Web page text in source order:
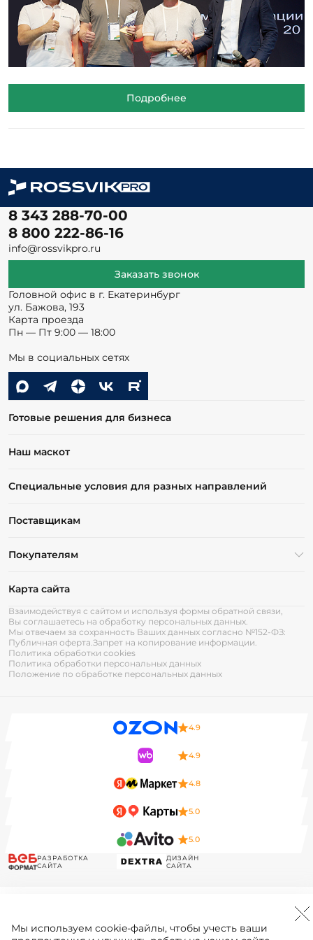
Подробнее
8 343 288-70-00
8 800 222-86-16
info@rossvikpro.ru
Заказать звонок
Головной офис в г. Екатеринбург
ул. Бажова, 193
Карта проезда
Пн — Пт 9:00 — 18:00
Мы в социальных сетях
Готовые решения для бизнеса
Наш маскот
Специальные условия для разных направлений
Поставщикам
Покупателям
Карта сайта
Взаимодействуя с сайтом и используя формы обратной связи,
Вы соглашаетесь на обработку персональных данных.
Мы отвечаем за сохранность Ваших данных согласно №152-ФЗ:
Публичная оферта.Запрет на копирование информации.
Политика обработки cookies
Политика обработки персональных данных
Положение по обработке персональных данных
4.9
4.9
4.8
5.0
5.0
РАЗРАБОТКА
САЙТА
ДИЗАЙН
САЙТА
Мы используем cookie-файлы, чтобы учесть ваши